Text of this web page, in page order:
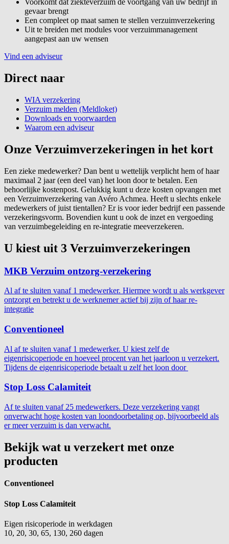
Voorkomt dat ziekteverzuim de voortgang van uw bedrijf in
gevaar brengt
Een compleet op maat samen te stellen verzuimverzekering
Uit te breiden met modules voor verzuimmanagement
aangepast aan uw wensen
Vind een adviseur
Direct naar
WIA verzekering
Verzuim melden (Meldloket)
Downloads en voorwaarden
Waarom een adviseur
Onze Verzuimverzekeringen in het kort
Een zieke medewerker? Dan bent u wettelijk verplicht hem of haar
maximaal 2 jaar (een deel van) het loon door te betalen. Een
behoorlijke kostenpost. Gelukkig kunt u deze kosten opvangen met
een Verzuimverzekering van Avéro Achmea. Heeft u slechts enkele
medewerkers of juist tientallen? Er is voor ieder bedrijf een passende
verzekeringsvorm. Bovendien kunt u ook de inzet en vergoeding
van verzuimbegeleiding en re-integratie meeverzekeren.
U kiest uit 3 Verzuimverzekeringen
MKB Verzuim ontzorg-verzekering
Al af te sluiten vanaf 1 medewerker. Hiermee wordt u als werkgever
ontzorgt en betrekt u de werknemer actief bij zijn of haar re-
integratie
Conventioneel
Al af te sluiten vanaf 1 medewerker. U kiest zelf de
eigenrisicoperiode en hoeveel procent van het jaarloon u verzekert.
Tijdens de eigenrisicoperiode betaalt u zelf het loon door
Stop Loss Calamiteit
Af te sluiten vanaf 25 medewerkers. Deze verzekering vangt
onverwacht hoge kosten van loondoorbetaling op, bijvoorbeeld als
er meer verzuim is dan verwacht.
Bekijk wat u verzekert met onze
producten
Conventioneel
Stop Loss Calamiteit
Eigen risicoperiode in werkdagen
10, 20, 30, 65, 130, 260 dagen